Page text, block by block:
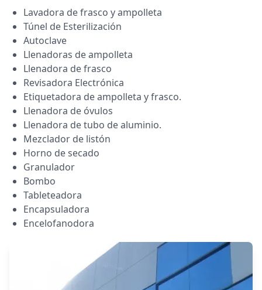
Lavadora de frasco y ampolleta
Túnel de Esterilización
Autoclave
Llenadoras de ampolleta
Llenadora de frasco
Revisadora Electrónica
Etiquetadora de ampolleta y frasco.
Llenadora de óvulos
Llenadora de tubo de aluminio.
Mezclador de listón
Horno de secado
Granulador
Bombo
Tableteadora
Encapsuladora
Encelofanodora